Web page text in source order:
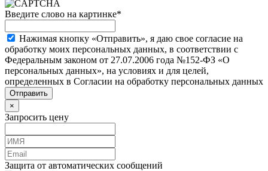
Введите слово на картинке*
Нажимая кнопку «Отправить», я даю свое согласие на
обработку моих персональных данных, в соответствии с
Федеральным законом от 27.07.2006 года №152-ФЗ «О
персональных данных», на условиях и для целей,
определенных в Согласии на обработку персональных данных
×
Запросить цену
Защита от автоматических сообщений